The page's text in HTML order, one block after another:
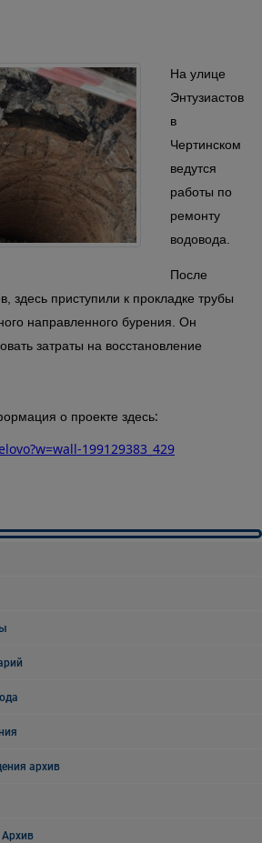
На улице
Энтузиастов
в
Чертинском
ведутся
работы по
ремонту
водовода.
После
здесь приступили к прокладке трубы
направленного бурения. Он
затраты на восстановление
о проекте здесь:
199129383_429
архив